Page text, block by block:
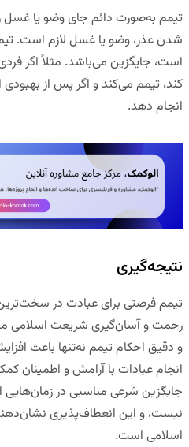
تیمم به‌صورت دائم جای وضو یا
شدن عذر، وضو یا غسل لازم است.
است، جایگزین می‌باشد. مثلاً اگر
کند، تیمم می‌کند و اگر پس از
انجام دهد.
نتیجه‌گیری
تیمم فرصتی برای عبادت در
رحمت و آسان‌گیری شریعت
و دقیق احکام تیمم نه‌تنها باعث
انجام عبادات با آرامش و اطمینان
جایگزین شرعی مناسبی در
نیست، و این انعطاف‌پذیری
اسلامی است.